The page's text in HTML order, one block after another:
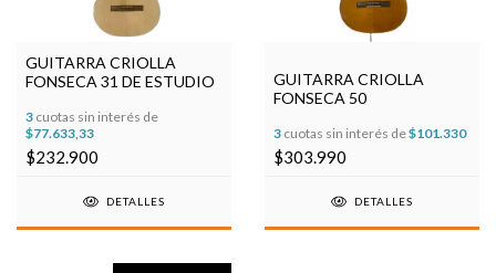
GUITARRA CRIOLLA
FONSECA 31 DE ESTUDIO
3 cuotas sin interés de
$77.633,33
$232.900
DETALLES
GUITARRA CRIOLLA
FONSECA 50
3 cuotas sin interés de$101.330
$303.990
DETALLES